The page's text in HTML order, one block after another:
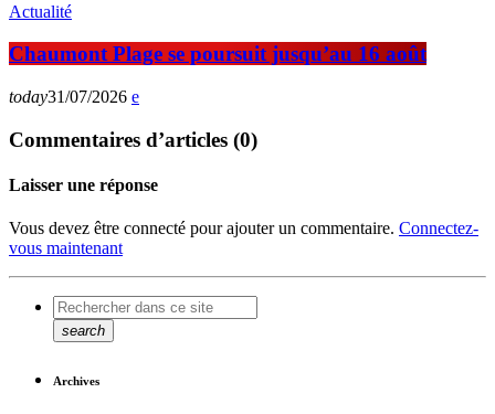
Actualité
Chaumont Plage se poursuit jusqu’au 16 août
today31/07/2026
Commentaires d’articles (0)
Laisser une réponse
Vous devez être connecté pour ajouter un commentaire. Connectez-
vous maintenant
search
Archives